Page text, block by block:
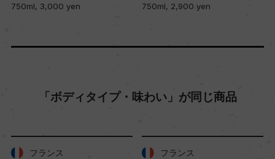
750ml, 3,000 yen
750ml, 2,900 yen
「ボディタイプ・味わい」が同じ商品
フランス フランス